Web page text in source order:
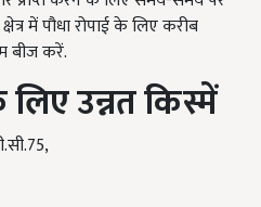
में पौधा रोपाई के लिए करीब
बीज करें.
उन्नत किस्में